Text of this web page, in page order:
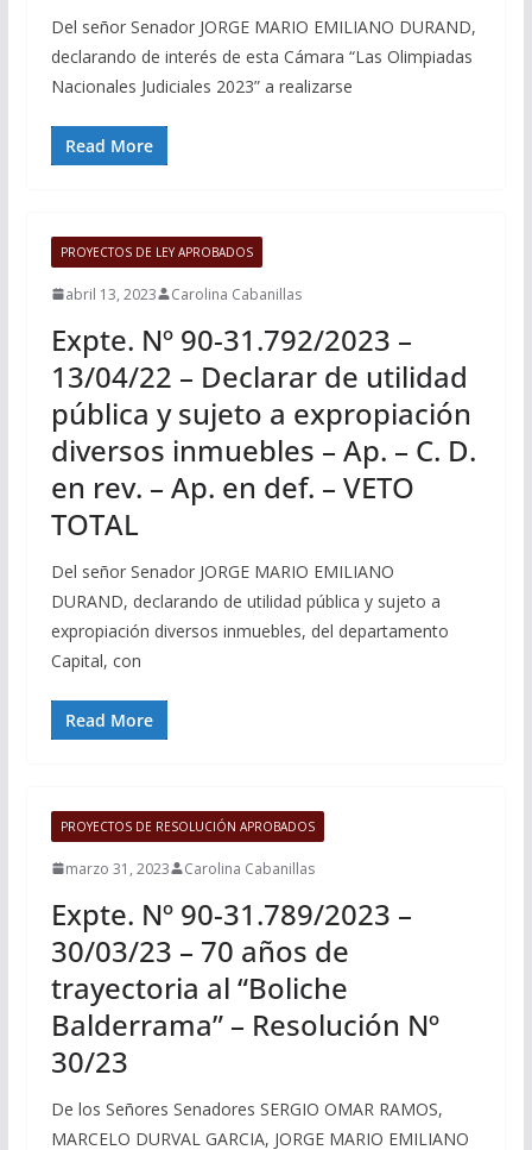
Del señor Senador JORGE MARIO EMILIANO DURAND,
declarando de interés de esta Cámara “Las Olimpiadas
Nacionales Judiciales 2023” a realizarse
Read More
PROYECTOS DE LEY APROBADOS
abril 13, 2023 Carolina Cabanillas
Expte. Nº 90-31.792/2023 –
13/04/22 – Declarar de utilidad
pública y sujeto a expropiación
diversos inmuebles – Ap. – C. D.
en rev. – Ap. en def. – VETO
TOTAL
Del señor Senador JORGE MARIO EMILIANO
DURAND, declarando de utilidad pública y sujeto a
expropiación diversos inmuebles, del departamento
Capital, con
Read More
PROYECTOS DE RESOLUCIÓN APROBADOS
marzo 31, 2023 Carolina Cabanillas
Expte. Nº 90-31.789/2023 –
30/03/23 – 70 años de
trayectoria al “Boliche
Balderrama” – Resolución Nº
30/23
De los Señores Senadores SERGIO OMAR RAMOS,
MARCELO DURVAL GARCIA, JORGE MARIO EMILIANO